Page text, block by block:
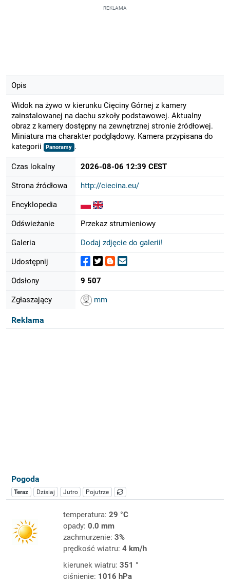
REKLAMA
Opis
Widok na żywo w kierunku Cięciny Górnej z kamery
zainstalowanej na dachu szkoły podstawowej. Aktualny
obraz z kamery dostępny na zewnętrznej stronie źródłowej.
Miniatura ma charakter podglądowy. Kamera przypisana do
kategorii
Panoramy .
Czas lokalny 2026-08-06 12:39 CEST
Strona źródłowa http://ciecina.eu/
Encyklopedia
Odświeżanie Przekaz strumieniowy
Galeria Dodaj zdjęcie do galerii!
Udostępnij
Odsłony 9 507
Zgłaszający mm
Reklama
Pogoda
Teraz Dzisiaj Jutro Pojutrze
temperatura: 29 °C
opady: 0.0 mm
zachmurzenie: 3%
prędkość wiatru: 4 km/h
kierunek wiatru: 351 °
ciśnienie: 1016 hPa